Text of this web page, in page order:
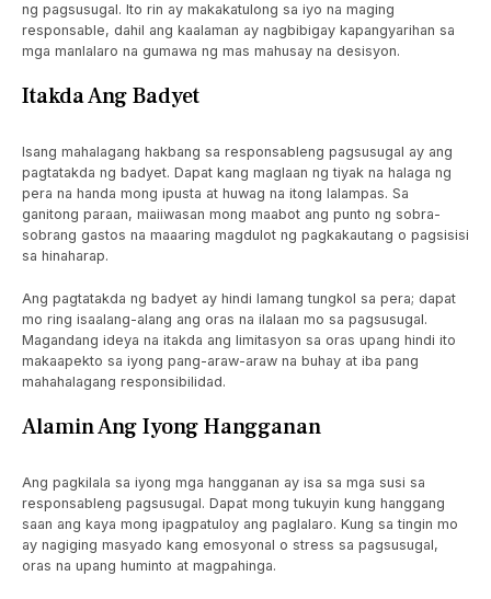
ng pagsusugal. Ito rin ay makakatulong sa iyo na maging
responsable, dahil ang kaalaman ay nagbibigay kapangyarihan sa
mga manlalaro na gumawa ng mas mahusay na desisyon.
Itakda Ang Badyet
Isang mahalagang hakbang sa responsableng pagsusugal ay ang
pagtatakda ng badyet. Dapat kang maglaan ng tiyak na halaga ng
pera na handa mong ipusta at huwag na itong lalampas. Sa
ganitong paraan, maiiwasan mong maabot ang punto ng sobra-
sobrang gastos na maaaring magdulot ng pagkakautang o pagsisisi
sa hinaharap.
Ang pagtatakda ng badyet ay hindi lamang tungkol sa pera; dapat
mo ring isaalang-alang ang oras na ilalaan mo sa pagsusugal.
Magandang ideya na itakda ang limitasyon sa oras upang hindi ito
makaapekto sa iyong pang-araw-araw na buhay at iba pang
mahahalagang responsibilidad.
Alamin Ang Iyong Hangganan
Ang pagkilala sa iyong mga hangganan ay isa sa mga susi sa
responsableng pagsusugal. Dapat mong tukuyin kung hanggang
saan ang kaya mong ipagpatuloy ang paglalaro. Kung sa tingin mo
ay nagiging masyado kang emosyonal o stress sa pagsusugal,
oras na upang huminto at magpahinga.